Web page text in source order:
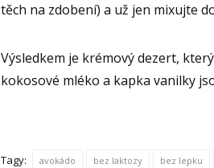
těch na zdobení) a už jen mixujte
Výsledkem je krémový dezert,
kokosové mléko a kapka vanilky
Tagy: avokádo bez laktozy bez lepku